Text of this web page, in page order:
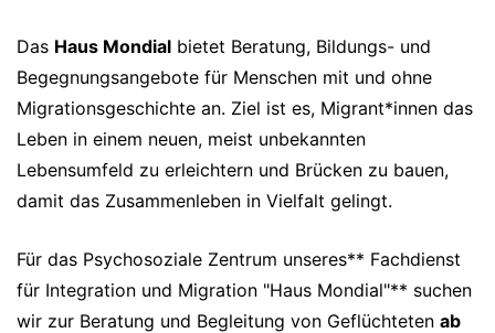
Das Haus Mondial bietet Beratung, Bildungs- und
Begegnungsangebote für Menschen mit und ohne
Migrationsgeschichte an. Ziel ist es, Migrant*innen das
Leben in einem neuen, meist unbekannten
Lebensumfeld zu erleichtern und Brücken zu bauen,
damit das Zusammenleben in Vielfalt gelingt.
Für das Psychosoziale Zentrum unseres** Fachdienst
für Integration und Migration "Haus Mondial"** suchen
wir zur Beratung und Begleitung von Geflüchteten ab